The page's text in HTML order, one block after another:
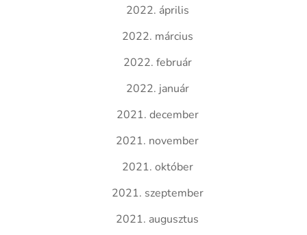
2022. április
2022. március
2022. február
2022. január
2021. december
2021. november
2021. október
2021. szeptember
2021. augusztus